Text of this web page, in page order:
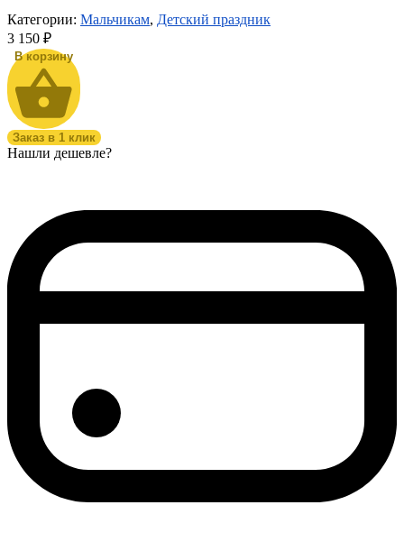
Категории: Мальчикам, Детский праздник
3 150 ₽
Заказ в 1 клик
Нашли дешевле?